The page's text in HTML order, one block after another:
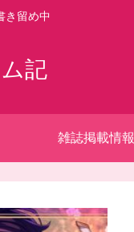
き留め中
記
雑誌掲載情報